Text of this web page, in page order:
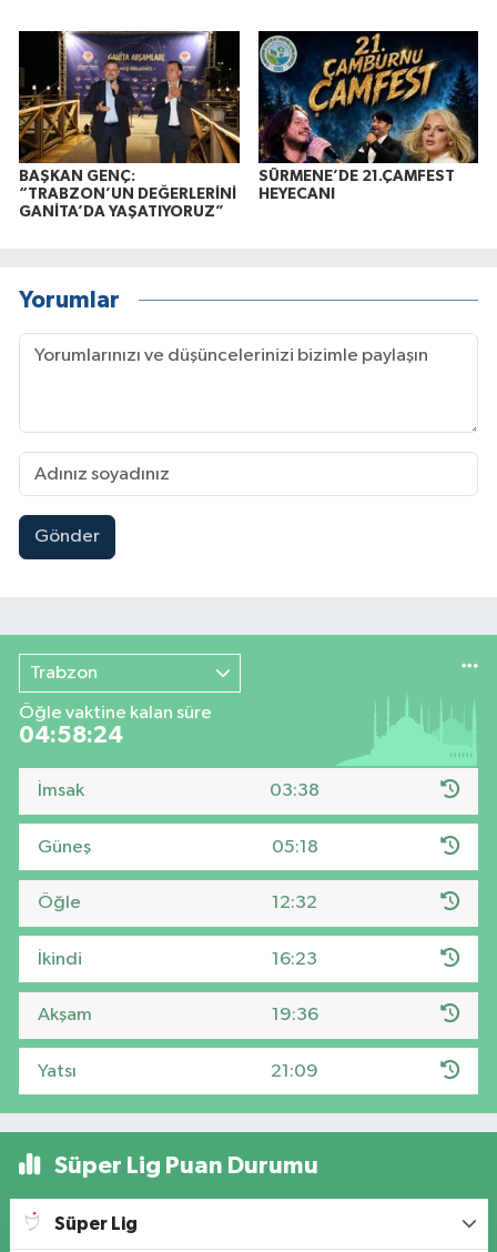
BAŞKAN GENÇ:
“TRABZON’UN DEĞERLERİNİ
GANİTA’DA YAŞATIYORUZ”
SÜRMENE’DE 21.ÇAMFEST
HEYECANI
Yorumlar
Gönder
Trabzon
Öğle vaktine kalan süre
04:58:23
İmsak 03:38
Güneş 05:18
Öğle 12:32
İkindi 16:23
Akşam 19:36
Yatsı 21:09
Süper Lig Puan Durumu
Süper Lig